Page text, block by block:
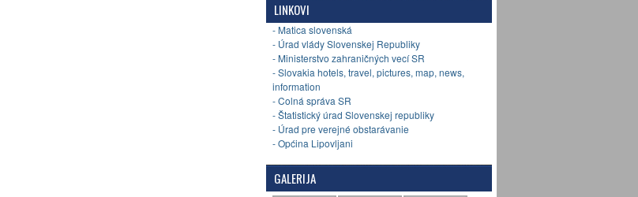
LINKOVI
- Matica slovenská
- Úrad vlády Slovenskej Republiky
- Ministerstvo zahraničných vecí SR
- Slovakia hotels, travel, pictures, map, news,
information
- Colná správa SR
- Štatistický úrad Slovenskej republiky
- Úrad pre verejné obstarávanie
- Općina Lipovljani
GALERIJA